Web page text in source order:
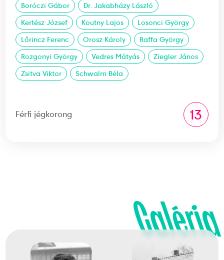
Boróczi Gábor
Dr. Jakabházy László
Kertész József
Koutny Lajos
Losonci György
Lőrincz Ferenc
Orosz Károly
Raffa György
Rozgonyi György
Vedres Mátyás
Ziegler János
Zsitva Viktor
Schwalm Béla
Férfi jégkorong 13
Galéria